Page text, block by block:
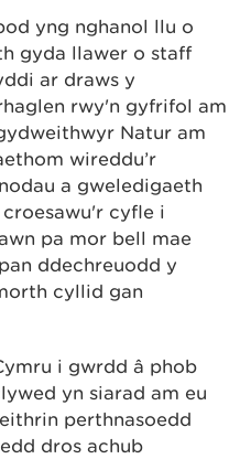
yng nghanol llu o
gyda llawer o staff
ar draws y
rwy'n gyfrifol am
Natur am
wireddu’r
a gweledigaeth
cyfle i
pa mor bell mae
ddechreuodd y
cyllid gan
i gwrdd â phob
yn siarad am eu
perthnasoedd
dros achub